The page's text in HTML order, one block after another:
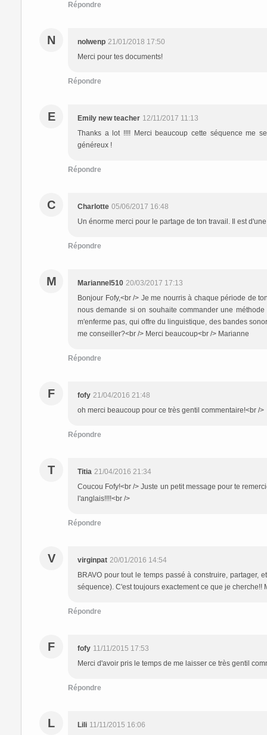
Répondre
N nolwenp 21/01/2018 17:50
Merci pour tes documents!
Répondre
E Emily new teacher 12/11/2017 11:13
Thanks a lot !!!! Merci beaucoup cette séquence me
généreux !
Répondre
C Charlotte 05/06/2017 16:48
Un énorme merci pour le partage de ton travail. Il est
Répondre
M Mariannel510 20/03/2017 17:13
Bonjour Fofy,<br /> Je me nourris à chaque période de
nous demande si on souhaite commander une
m'enferme pas, qui offre du linguistique, des bandes
me conseiller?<br /> Merci beaucoup<br /> Marianne
Répondre
F fofy 21/04/2016 21:48
oh merci beaucoup pour ce très gentil commentaire!<br />
Répondre
T Titia 21/04/2016 21:34
Coucou Fofy!<br /> Juste un petit message pour te
l'anglais!!!!<br />
Répondre
V virginpat 20/01/2016 14:54
BRAVO pour tout le temps passé à construire, partager,
séquence). C'est toujours exactement ce que je cherche!!
Répondre
F fofy 11/11/2015 17:53
Merci d'avoir pris le temps de me laisser ce très gentil
Répondre
L Lili 11/11/2015 16:06